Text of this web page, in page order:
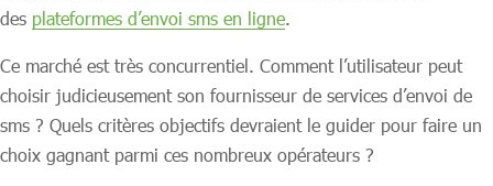
des plateformes d’envoi sms en ligne.
Ce marché est très concurrentiel. Comment l’utilisateur peut
choisir judicieusement son fournisseur de services d’envoi de
sms ? Quels critères objectifs devraient le guider pour faire un
choix gagnant parmi ces nombreux opérateurs ?